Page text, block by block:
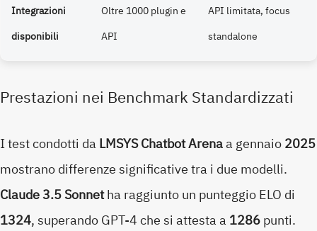
Integrazioni
disponibili
Oltre 1000 plugin e
API
API limitata, focus
standalone
Prestazioni nei Benchmark Standardizzati
I test condotti da LMSYS Chatbot Arenaa gennaio2025
mostrano differenze significative tra i due modelli.
Claude 3.5 Sonnetha raggiunto un punteggio ELO di
1324, superando GPT-4 che si attesta a 1286punti.